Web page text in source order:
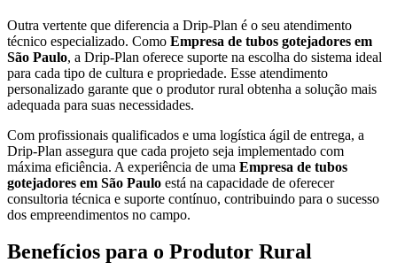
Outra vertente que diferencia a Drip-Plan é o seu atendimento
técnico especializado. Como Empresa de tubos gotejadores em
São Paulo, a Drip-Plan oferece suporte na escolha do sistema ideal
para cada tipo de cultura e propriedade. Esse atendimento
personalizado garante que o produtor rural obtenha a solução mais
adequada para suas necessidades.
Com profissionais qualificados e uma logística ágil de entrega, a
Drip-Plan assegura que cada projeto seja implementado com
máxima eficiência. A experiência de uma Empresa de tubos
gotejadores em São Paulo está na capacidade de oferecer
consultoria técnica e suporte contínuo, contribuindo para o sucesso
dos empreendimentos no campo.
Benefícios para o Produtor Rural